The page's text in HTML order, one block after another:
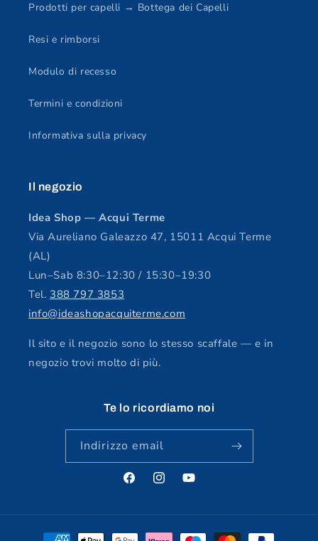
Prodotti per capelli → Bottega dei Capelli
Resi e rimborsi
Modulo di recesso
Termini e condizioni
Informativa sulla privacy
Il negozio
Idea Shop — Acqui Terme
Via Aureliano Galeazzo 47, 15011 Acqui Terme
(AL)
Lun–Sab 8:30–12:30 / 15:30–19:30
Tel. 388 797 3853
info@ideashopacquiterme.com
Il sito e il negozio sono lo stesso scaffale — e in
negozio trovi molto di più.
Te lo ricordiamo noi
Indirizzo email
FacebookInstagramYouTube
Metodi